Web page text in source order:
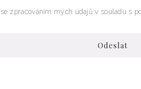
zpracováním mých údajů v souladu s
Odeslat